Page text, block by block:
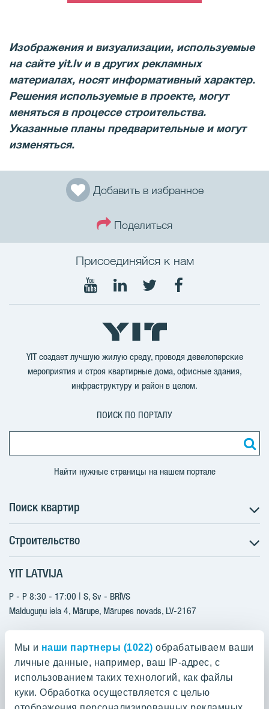
Мы и наши партнеры (1022) обрабатываем ваши
личные данные, например, ваш IP-адрес, с
использованием таких технологий, как файлы
куки. Обработка осуществляется с целью
Добавить в избранное
Поделиться
Изображения и визуализации, используемые
на сайте yit.lv и в других рекламных
материалах, носят информативный характер.
Решения используемые в проекте, могут
меняться в процессе строительства.
Указанные планы предварительные и могут
изменяться.
Присоединяйся к нам
Мы
Youtube
Мы
в
LinkedIn
Мы
в
Twitter
Мы
YIT создает лучшую жилую среду, проводя девелоперские
мероприятия и строя квартирные дома, офисные здания,
инфраструктуру и район в целом.
ПОИСК ПО ПОРТАЛУ
Найти нужные страницы на нашем портале
Поиск квартир
Поиск квартир
Информация для покупателей
Будущие проекты
YIT Plus
Контакты
Строительство
Строительство
Актуальные проекты
Реализованные проекты
Контакты
YIT LATVIJA
P - P 8:30 - 17:00 | S, Sv - BRĪVS
Malduguņu iela 4, Mārupe, Mārupes novads, LV-2167
+371 25608080
yitmajas@yit.lv